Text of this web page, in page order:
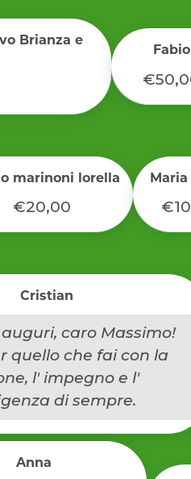
Brianza e
Fabio
marinoni lorella
€20,00
Cristian
caro Massimo!
quello che fai con la
l' impegno e l'
di sempre.
Anna